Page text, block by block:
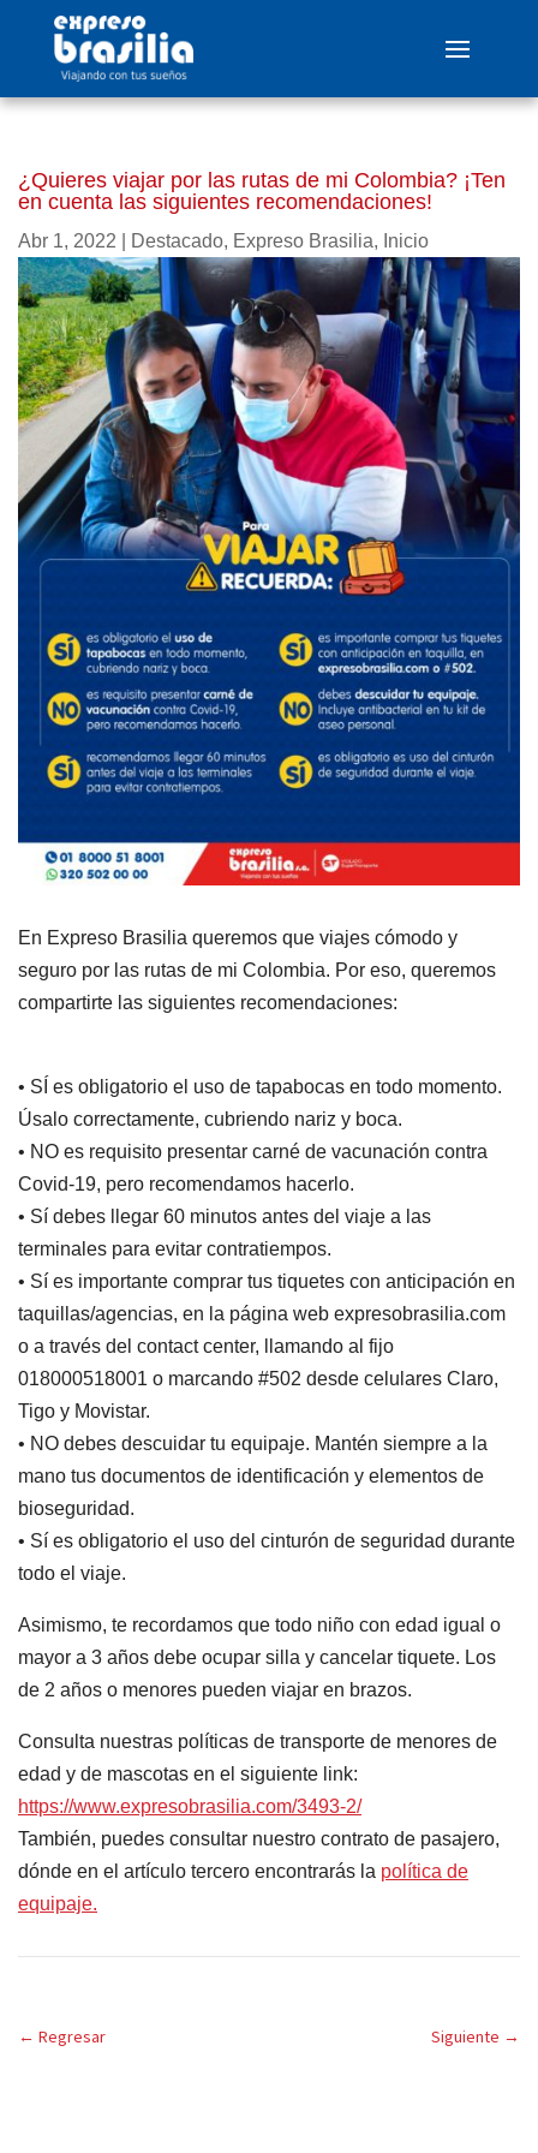
¿Quieres viajar por las rutas de mi Colombia? ¡Ten
en cuenta las siguientes recomendaciones!
Abr 1, 2022 Destacado, Expreso Brasilia, Inicio
En Expreso Brasilia queremos que viajes cómodo y
seguro por las rutas de mi Colombia. Por eso, queremos
compartirte las siguientes recomendaciones:
• SÍ es obligatorio el uso de tapabocas en todo momento.
Úsalo correctamente, cubriendo nariz y boca.
• NO es requisito presentar carné de vacunación contra
Covid-19, pero recomendamos hacerlo.
• Sí debes llegar 60 minutos antes del viaje a las
terminales para evitar contratiempos.
• Sí es importante comprar tus tiquetes con anticipación en
taquillas/agencias, en la página web expresobrasilia.com
o a través del contact center, llamando al fijo
018000518001 o marcando #502 desde celulares Claro,
Tigo y Movistar.
• NO debes descuidar tu equipaje. Mantén siempre a la
mano tus documentos de identificación y elementos de
bioseguridad.
• Sí es obligatorio el uso del cinturón de seguridad durante
todo el viaje.
Asimismo, te recordamos que todo niño con edad igual o
mayor a 3 años debe ocupar silla y cancelar tiquete. Los
de 2 años o menores pueden viajar en brazos.
Consulta nuestras políticas de transporte de menores de
edad y de mascotas en el siguiente link:
https://www.expresobrasilia.com/3493-2/
También, puedes consultar nuestro contrato de pasajero,
dónde en el artículo tercero encontrarás la política de
equipaje.
← Regresar Siguiente →